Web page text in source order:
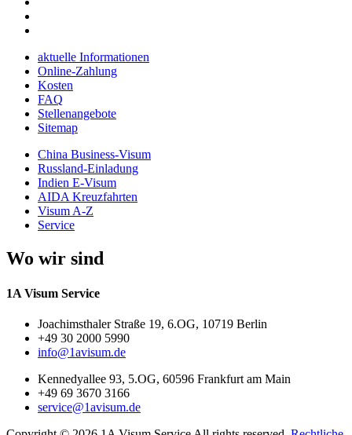
aktuelle Informationen
Online-Zahlung
Kosten
FAQ
Stellenangebote
Sitemap
China Business-Visum
Russland-Einladung
Indien E-Visum
AIDA Kreuzfahrten
Visum A-Z
Service
Wo wir sind
1A Visum Service
Joachimsthaler Straße 19, 6.OG, 10719 Berlin
+49 30 2000 5990
info@1avisum.de
Kennedyallee 93, 5.OG, 60596 Frankfurt am Main
+49 69 3670 3166
service@1avisum.de